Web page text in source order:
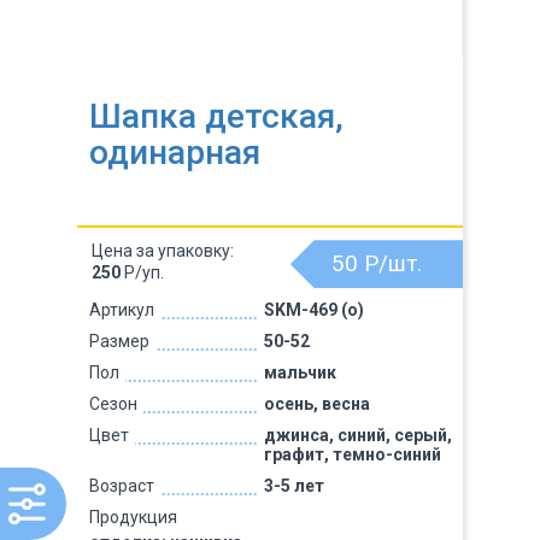
Шапка детская,
одинарная
Артикул
SKM-469 (о)
Размер
50-52
Пол
мальчик
Сезон
осень, весна
Цвет
джинса, синий, серый,
графит, темно-синий
Возраст
3-5 лет
Продукция
50 Р/шт.
Цена за упаковку:
250 Р/уп.